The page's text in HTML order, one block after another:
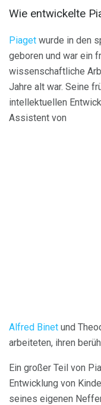
Wie entwickelte
Piaget wurde in den
geboren und war ein
wissenschaftliche
Jahre alt war. Seine
intellektuellen
Assistent von
Alfred Binet und
arbeiteten, ihren
Ein großer Teil von
Entwicklung von
seines eigenen